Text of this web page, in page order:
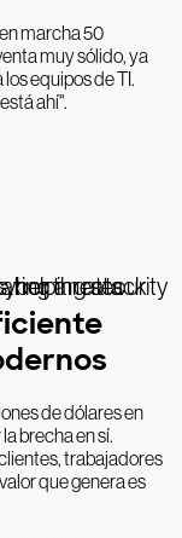
marcha 50
muy sólido, ya
equipos de TI.
ahí".
de dólares en
brecha en sí.
trabajadores
que genera es